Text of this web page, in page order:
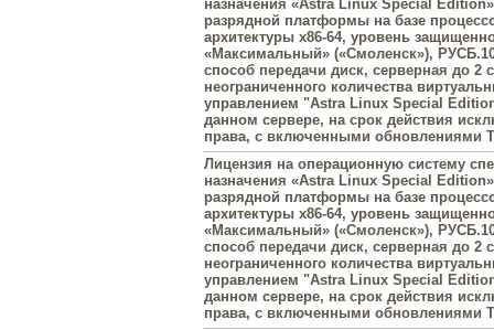
назначения «Astra Linux Special
разрядной платформы на базе
архитектуры х86-64, уровень
«Максимальный» («Смоленск»),
способ передачи диск, серверная до 2
неограниченного количества
управлением "Astra Linux Special
данном сервере, на срок действия
права, с включенными обновлениями
Лицензия на операционную систему
назначения «Astra Linux Special
разрядной платформы на базе
архитектуры х86-64, уровень
«Максимальный» («Смоленск»),
способ передачи диск, серверная до 2
неограниченного количества
управлением "Astra Linux Special
данном сервере, на срок действия
права, с включенными обновлениями